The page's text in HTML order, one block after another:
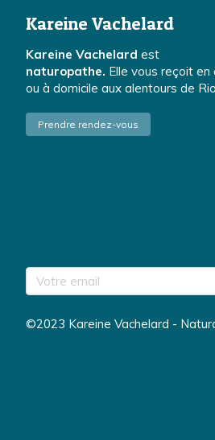
Kareine Vachelard
Kareine Vachelard est
naturopathe. Elle vous reçoit en
ou à domicile aux alentours de
Prendre rendez-vous
Votre email
©2023 Kareine Vachelard -